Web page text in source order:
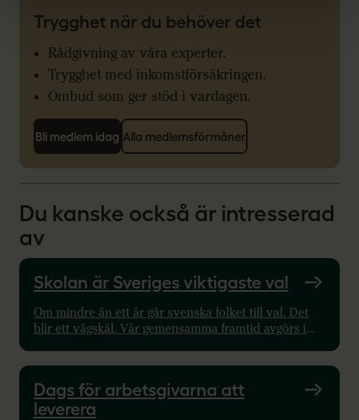
Trygghet när du behöver det
Rådgivning av våra experter.
Trygghet med inkomstförsäkringen.
Ombud som ger stöd i vardagen.
Bli medlem idag Alla medlemsförmåner
Du kanske också är intresserad
av
Skolan är Sveriges viktigaste val
Om mindre än ett år går svenska folket till val. Det
blir ett vägskäl. Vår gemensamma framtid avgörs i
val, skriver förbundsordförande Anna Olskog.
Dags för arbetsgivarna att
leverera